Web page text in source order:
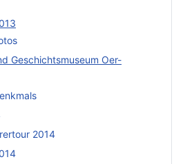
Geschichtsmuseum Oer-
2014